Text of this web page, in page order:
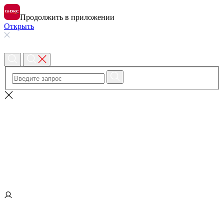
Продолжить в приложении
Открыть